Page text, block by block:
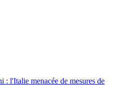
: l'Italie menacée de mesures de